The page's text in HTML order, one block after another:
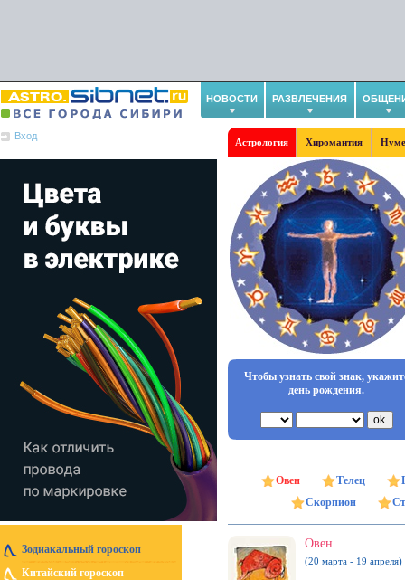
НОВОСТИ РАЗВЛЕЧЕНИЯ
Вход
Астрология Хиромантия
Зодиакальный гороскоп
Китайский гороскоп
Чтобы узнать свой знак,
день рождения.
Овен Телец
Скорпион
Овен
(20 марта - 19 апреля)